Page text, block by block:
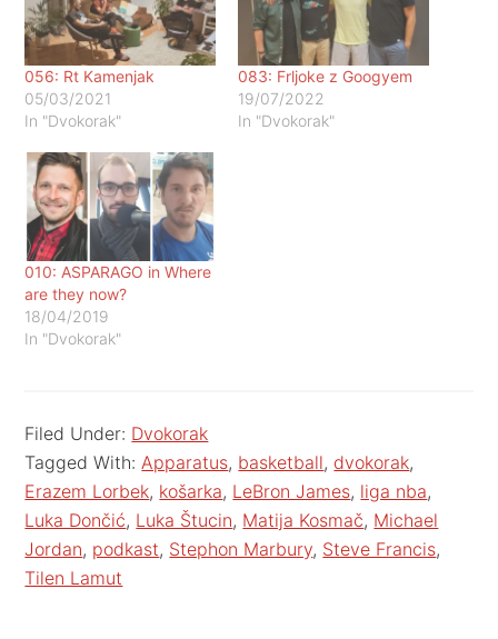
056: Rt Kamenjak
05/03/2021
In "Dvokorak"
083: Frljoke z Googyem
19/07/2022
In "Dvokorak"
010: ASPARAGO in Where
are they now?
18/04/2019
In "Dvokorak"
Filed Under: Dvokorak
Tagged With: Apparatus, basketball, dvokorak,
Erazem Lorbek, košarka, LeBron James, liga nba,
Luka Dončić, Luka Štucin, Matija Kosmač, Michael
Jordan, podkast, Stephon Marbury, Steve Francis,
Tilen Lamut